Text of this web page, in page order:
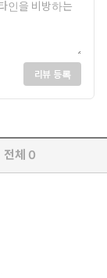
리뷰 등록
전체 0